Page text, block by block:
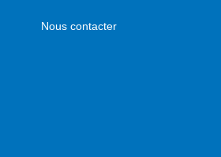
Nous contacter